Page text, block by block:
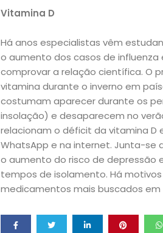
Notícias
Opinião
Pets
Receitas
Saúde
e
Vitamina D
Há anos especialistas vêm
o aumento dos casos de influenza
comprovar a relação científica. O
vitamina durante o inverno em
costumam aparecer durante os
insolação) e desaparecem no
relacionam o déficit da vitamina D
WhatsApp e na internet. Junta-se
o aumento do risco de depressão
tempos de isolamento. Há
medicamentos mais buscados em